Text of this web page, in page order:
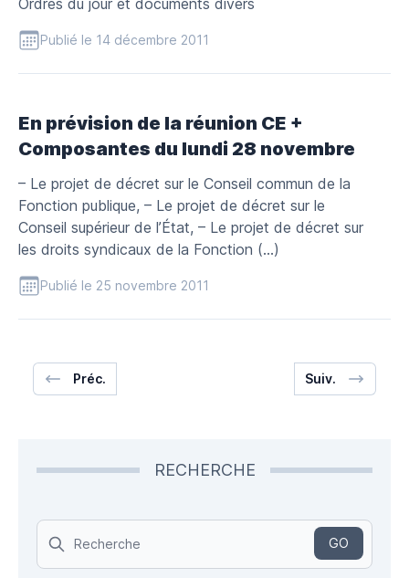
Ordres du jour et documents divers
Publié le 14 décembre 2011
En prévision de la réunion CE +
Composantes du lundi 28 novembre
– Le projet de décret sur le Conseil commun de la
Fonction publique, – Le projet de décret sur le
Conseil supérieur de l’État, – Le projet de décret sur
les droits syndicaux de la Fonction (…)
Publié le 25 novembre 2011
Préc. Suiv.
RECHERCHE
Search
GO